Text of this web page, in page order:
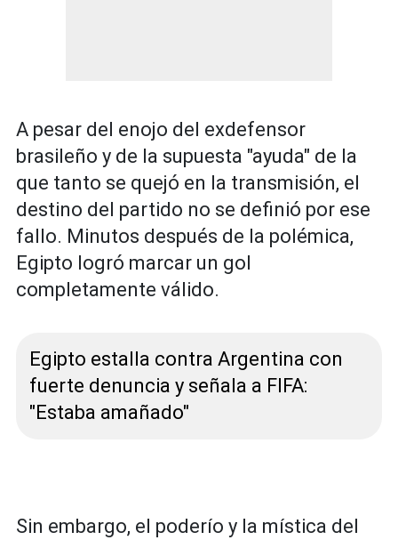
A pesar del enojo del exdefensor
brasileño y de la supuesta "ayuda" de la
que tanto se quejó en la transmisión, el
destino del partido no se definió por ese
fallo. Minutos después de la polémica,
Egipto logró marcar un gol
completamente válido.
Egipto estalla contra Argentina con
fuerte denuncia y señala a FIFA:
"Estaba amañado"
Sin embargo, el poderío y la mística del